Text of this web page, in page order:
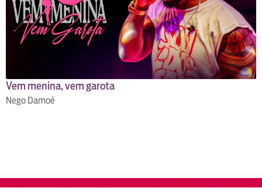
Vem menina, vem garota
Nego Damoé